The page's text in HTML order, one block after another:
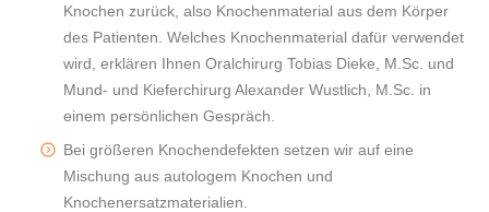
Knochen zurück, also Knochenmaterial aus dem Körper
des Patienten. Welches Knochenmaterial dafür verwendet
wird, erklären Ihnen Oralchirurg Tobias Dieke, M.Sc. und
Mund- und Kieferchirurg Alexander Wustlich, M.Sc. in
einem persönlichen Gespräch.
Bei größeren Knochendefekten setzen wir auf eine
Mischung aus autologem Knochen und
Knochenersatzmaterialien.